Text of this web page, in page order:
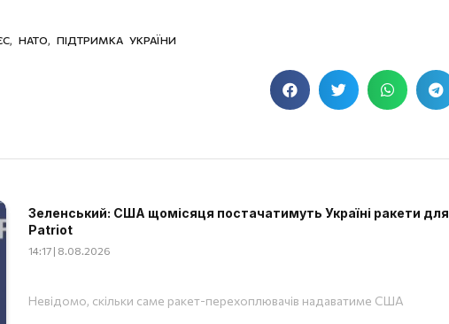
, НАТО, ПІДТРИМКА УКРАЇНИ
Зеленський: США щомісяця постачатимуть Україні ракети для
Patriot
14:17 | 8.08.2026
Невідомо, скільки саме ракет-перехоплювачів надаватиме США